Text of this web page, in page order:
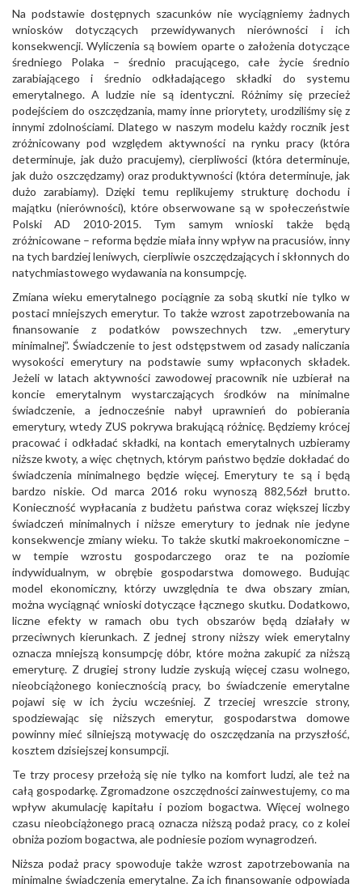
Na podstawie dostępnych szacunków nie wyciągniemy żadnych
wniosków dotyczących przewidywanych nierówności i ich
konsekwencji. Wyliczenia są bowiem oparte o założenia dotyczące
średniego Polaka – średnio pracującego, całe życie średnio
zarabiającego i średnio odkładającego składki do systemu
emerytalnego. A ludzie nie są identyczni. Różnimy się przecież
podejściem do oszczędzania, mamy inne priorytety, urodziliśmy się z
innymi zdolnościami. Dlatego w naszym modelu każdy rocznik jest
zróżnicowany pod względem aktywności na rynku pracy (która
determinuje, jak dużo pracujemy), cierpliwości (która determinuje,
jak dużo oszczędzamy) oraz produktywności (która determinuje, jak
dużo zarabiamy). Dzięki temu replikujemy strukturę dochodu i
majątku (nierówności), które obserwowane są w społeczeństwie
Polski AD 2010-2015. Tym samym wnioski także będą
zróżnicowane – reforma będzie miała inny wpływ na pracusiów, inny
na tych bardziej leniwych, cierpliwie oszczędzających i skłonnych do
natychmiastowego wydawania na konsumpcję.
Zmiana wieku emerytalnego pociągnie za sobą skutki nie tylko w
postaci mniejszych emerytur. To także wzrost zapotrzebowania na
finansowanie z podatków powszechnych tzw. „emerytury
minimalnej”. Świadczenie to jest odstępstwem od zasady naliczania
wysokości emerytury na podstawie sumy wpłaconych składek.
Jeżeli w latach aktywności zawodowej pracownik nie uzbierał na
koncie emerytalnym wystarczających środków na minimalne
świadczenie, a jednocześnie nabył uprawnień do pobierania
emerytury, wtedy ZUS pokrywa brakującą różnicę. Będziemy krócej
pracować i odkładać składki, na kontach emerytalnych uzbieramy
niższe kwoty, a więc chętnych, którym państwo będzie dokładać do
świadczenia minimalnego będzie więcej. Emerytury te są i będą
bardzo niskie. Od marca 2016 roku wynoszą 882,56zł brutto.
Konieczność wypłacania z budżetu państwa coraz większej liczby
świadczeń minimalnych i niższe emerytury to jednak nie jedyne
konsekwencje zmiany wieku. To także skutki makroekonomiczne –
w tempie wzrostu gospodarczego oraz te na poziomie
indywidualnym, w obrębie gospodarstwa domowego. Budując
model ekonomiczny, którzy uwzględnia te dwa obszary zmian,
można wyciągnąć wnioski dotyczące łącznego skutku. Dodatkowo,
liczne efekty w ramach obu tych obszarów będą działały w
przeciwnych kierunkach. Z jednej strony niższy wiek emerytalny
oznacza mniejszą konsumpcję dóbr, które można zakupić za niższą
emeryturę. Z drugiej strony ludzie zyskują więcej czasu wolnego,
nieobciążonego koniecznością pracy, bo świadczenie emerytalne
pojawi się w ich życiu wcześniej. Z trzeciej wreszcie strony,
spodziewając się niższych emerytur, gospodarstwa domowe
powinny mieć silniejszą motywację do oszczędzania na przyszłość,
kosztem dzisiejszej konsumpcji.
Te trzy procesy przełożą się nie tylko na komfort ludzi, ale też na
całą gospodarkę. Zgromadzone oszczędności zainwestujemy, co ma
wpływ akumulację kapitału i poziom bogactwa. Więcej wolnego
czasu nieobciążonego pracą oznacza niższą podaż pracy, co z kolei
obniża poziom bogactwa, ale podniesie poziom wynagrodzeń.
Niższa podaż pracy spowoduje także wzrost zapotrzebowania na
minimalne świadczenia emerytalne. Za ich finansowanie odpowiada